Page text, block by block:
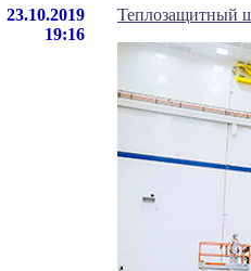
23.10.2019
19:16
Теплозащитный